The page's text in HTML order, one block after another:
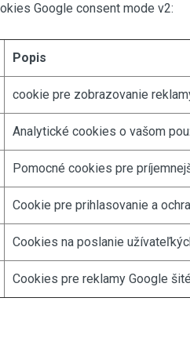
Google consent mode v2:
Popis
cookie pre zobrazovanie
Analytické cookies o vašom
Pomocné cookies pre
Cookie pre prihlasovanie a
Cookies na poslanie
Cookies pre reklamy Google